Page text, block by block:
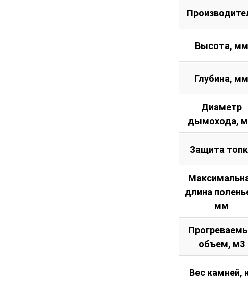
Высота, мм
Глубина, мм
Диаметр
дымохода,
Защита
длина
мм
объем, м3
Вес камней,